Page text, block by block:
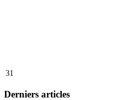
31
Derniers articles